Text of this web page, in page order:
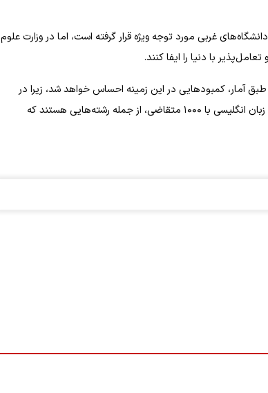
غربی مورد توجه ویژه قرار گرفته است، اما در وزارت علوم
با دنیا را ایفا کنند.
آمار، کمبودهایی در این زمینه احساس خواهد شد، زیرا در
راستای ذائقه‌های اجتماعی پیش نرفته‌ایم.رشته‌های زبان و ادبیات فارسی با ۱۸۰ متقاضی و زبان انگلیسی با ۱۰۰۰ متقاضی، از جمله رشته‌هایی هستند که